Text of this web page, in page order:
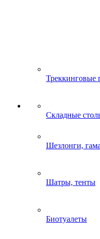
Треккинговые
Складные
Шезлонги,
Шатры, тенты
Биотуалеты